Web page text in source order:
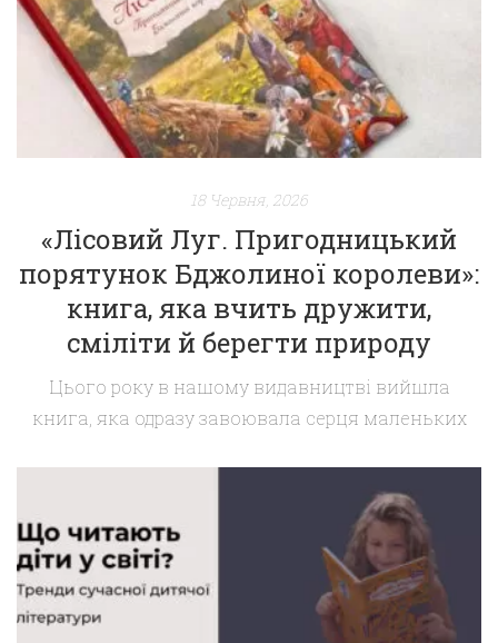
справжній нейронний феєрверк. Мозок не
«читає» — він симулює реальність Коли ви […]
18 Червня, 2026
«Лісовий Луг. Пригодницький
порятунок Бджолиної королеви»:
книга, яка вчить дружити,
сміліти й берегти природу
Цього року в нашому видавництві вийшла
книга, яка одразу завоювала серця маленьких
Штефана Вольфа — це не просто захоплива
пригодницька історія. Це тепла, атмосферна й
глибока книга, яка залишає слід у душі кожного,
хто її прочитав. Про що ця книга? У затишному
Лісовому Лузі стається […]